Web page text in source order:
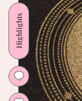
1
Highlights